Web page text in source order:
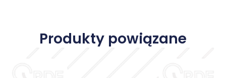
Produkty powiązane